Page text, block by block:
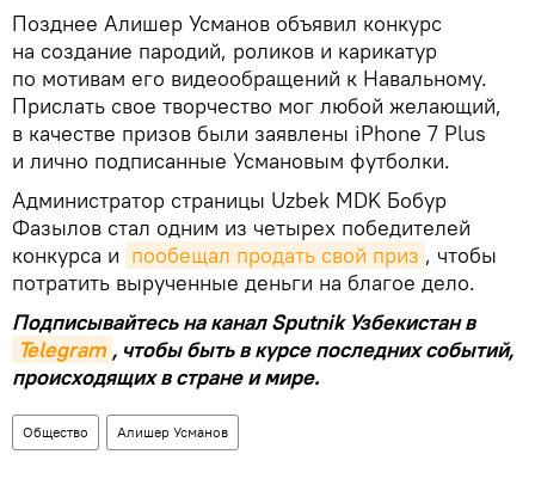
Позднее Алишер Усманов объявил конкурс
на создание пародий, роликов и карикатур
по мотивам его видеообращений к Навальному.
Прислать свое творчество мог любой желающий,
в качестве призов были заявлены iPhone 7 Plus
и лично подписанные Усмановым футболки.
Администратор страницы Uzbek MDK Бобур
Фазылов стал одним из четырех победителей
конкурса и пообещал продать свой приз , чтобы
потратить вырученные деньги на благое дело.
Подписывайтесь на канал Sputnik Узбекистан в
Telegram , чтобы быть в курсе последних событий,
происходящих в стране и мире.
Общество Алишер Усманов